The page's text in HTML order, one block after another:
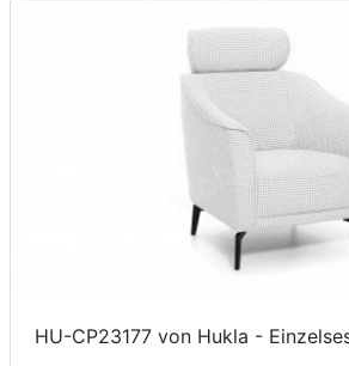
HU-CP23177 von Hukla -